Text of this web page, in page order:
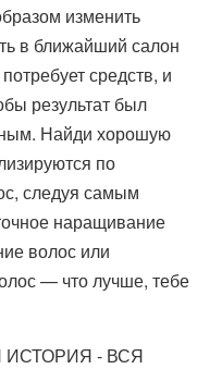
изменить
в ближайший салон
средств, и
результат был
Найди хорошую
по
следуя самым
наращивание
волос или
— что лучше, тебе
- ВСЯ